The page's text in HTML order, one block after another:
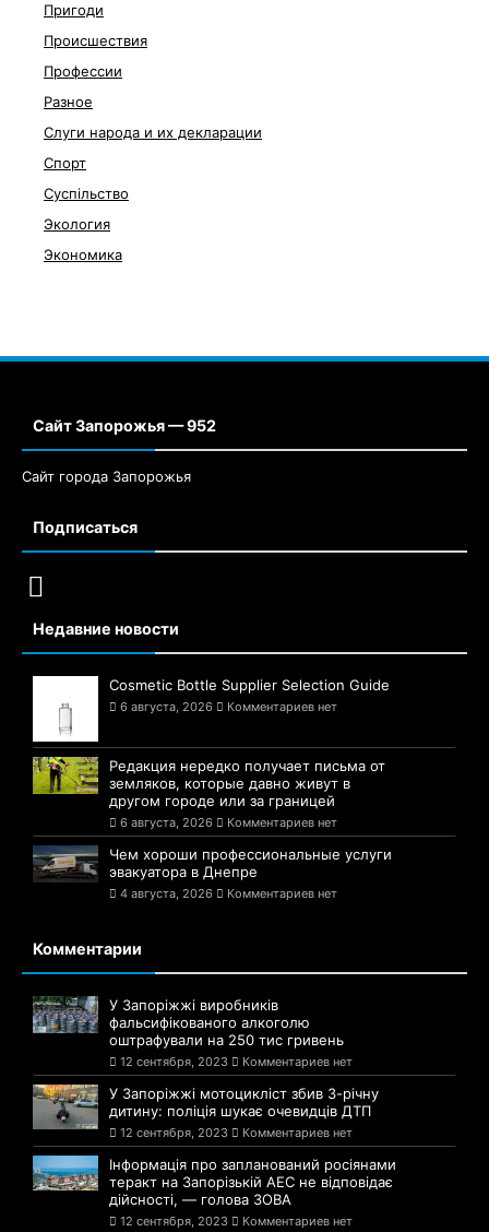
Пригоди
Происшествия
Профессии
Разное
Слуги народа и их декларации
Спорт
Суспільство
Экология
Экономика
Сайт Запорожья — 952
Сайт города Запорожья
Подписаться
Недавние новости
Cosmetic Bottle Supplier Selection Guide
6 августа, 2026 Комментариев нет
Редакция нередко получает письма от
земляков, которые давно живут в
другом городе или за границей
6 августа, 2026 Комментариев нет
Чем хороши профессиональные услуги
эвакуатора в Днепре
4 августа, 2026 Комментариев нет
Комментарии
У Запоріжжі виробників
фальсифікованого алкоголю
оштрафували на 250 тис гривень
12 сентября, 2023 Комментариев нет
У Запоріжжі мотоцикліст збив 3-річну
дитину: поліція шукає очевидців ДТП
12 сентября, 2023 Комментариев нет
Інформація про запланований росіянами
теракт на Запорізькій АЕС не відповідає
дійсності, — голова ЗОВА
12 сентября, 2023 Комментариев нет